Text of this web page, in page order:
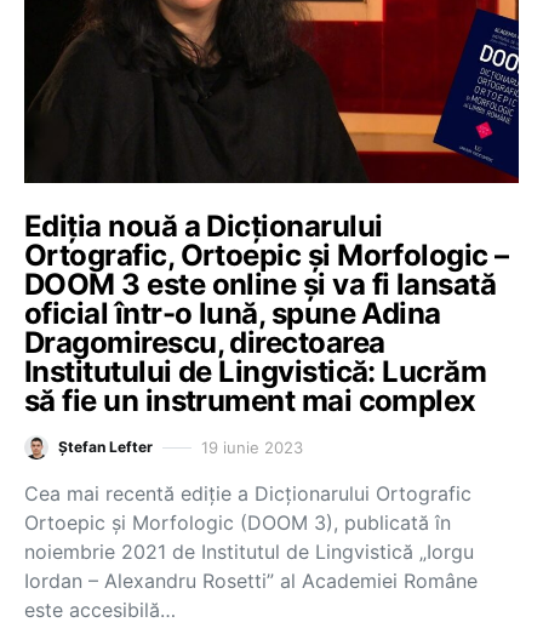
Ediția nouă a Dicționarului
Ortografic, Ortoepic și Morfologic –
DOOM 3 este online și va fi lansată
oficial într-o lună, spune Adina
Dragomirescu, directoarea
Institutului de Lingvistică: Lucrăm
să fie un instrument mai complex
Ștefan Lefter 19 iunie 2023
Cea mai recentă ediție a Dicționarului Ortografic
Ortoepic și Morfologic (DOOM 3), publicată în
noiembrie 2021 de Institutul de Lingvistică „Iorgu
Iordan – Alexandru Rosetti” al Academiei Române
este accesibilă…